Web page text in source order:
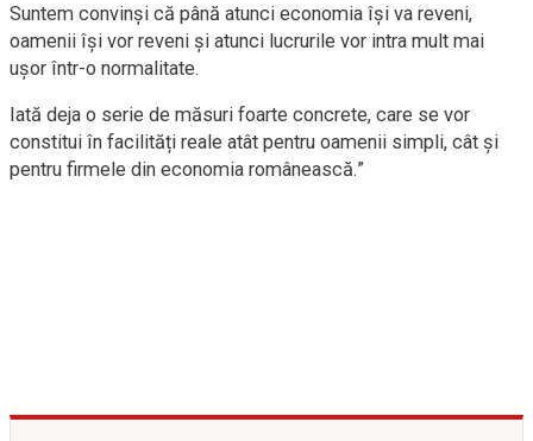
Suntem convinși că până atunci economia își va reveni,
oamenii își vor reveni și atunci lucrurile vor intra mult mai
ușor într-o normalitate.
Iată deja o serie de măsuri foarte concrete, care se vor
constitui în facilități reale atât pentru oamenii simpli, cât și
pentru firmele din economia românească.”